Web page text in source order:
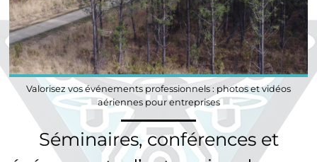
Valorisez vos événements professionnels : photos et vidéos
aériennes pour entreprises
Séminaires, conférences et